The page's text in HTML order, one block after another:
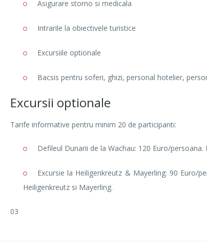
Asigurare storno si medicala
Intrarile la obiectivele turistice
Excursiile optionale
Bacsis pentru soferi, ghizi, personal hotelier,
Excursii optionale
Tarife informative pentru minim 20 de participanti:
Defileul Dunarii de la Wachau: 120 Euro/
Excursie la Heiligenkreutz & Mayerling: 90 Euro/
Heiligenkreutz si Mayerling.
03